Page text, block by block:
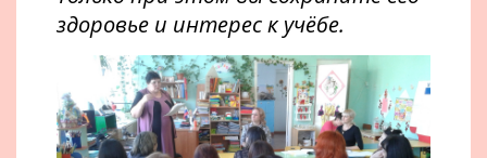
здоровье и интерес к учёбе.